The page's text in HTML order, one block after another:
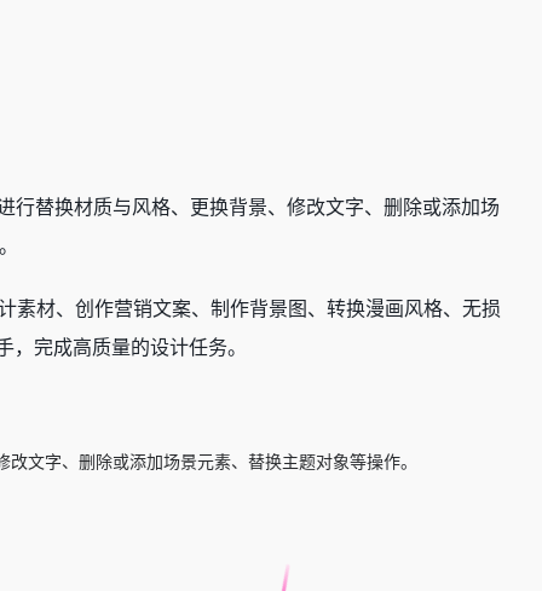
替换材质与风格、更换背景、修改文字、删除或添加场
素材、创作营销文案、制作背景图、转换漫画风格、无损
完成高质量的设计任务。
文字、删除或添加场景元素、替换主题对象等操作。